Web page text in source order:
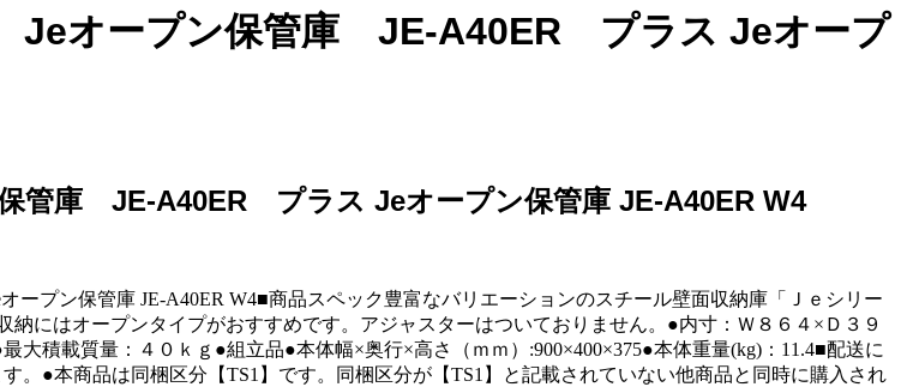
オープン保管庫 JE-A40ER プラス Jeオープ
庫 JE-A40ER プラス Jeオープン保管庫 JE-A40ER W4
プン保管庫 JE-A40ER W4■商品スペック豊富なバリエーションのスチール壁面収納庫「Ｊｅシリー
にはオープンタイプがおすすめです。アジャスターはついておりません。●内寸：Ｗ８６４×Ｄ３９
積載質量：４０ｋｇ●組立品●本体幅×奥行×高さ（ｍｍ）:900×400×375●本体重量(kg)：11.4■配送に
●本商品は同梱区分【TS1】です。同梱区分が【TS1】と記載されていない他商品と同時に購入され